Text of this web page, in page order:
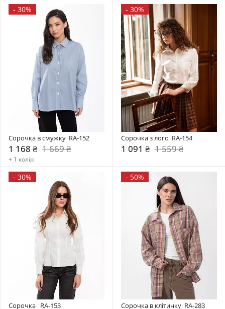
- 30%
Сорочка в смужку  RA-152
1 168 ₴ 1 669 ₴
+ 1 колір
- 30%
Сорочка з лого  RA-154
1 091 ₴ 1 559 ₴
- 30%
Сорочка   RA-153
- 50%
Сорочка в клітинку  RA-283